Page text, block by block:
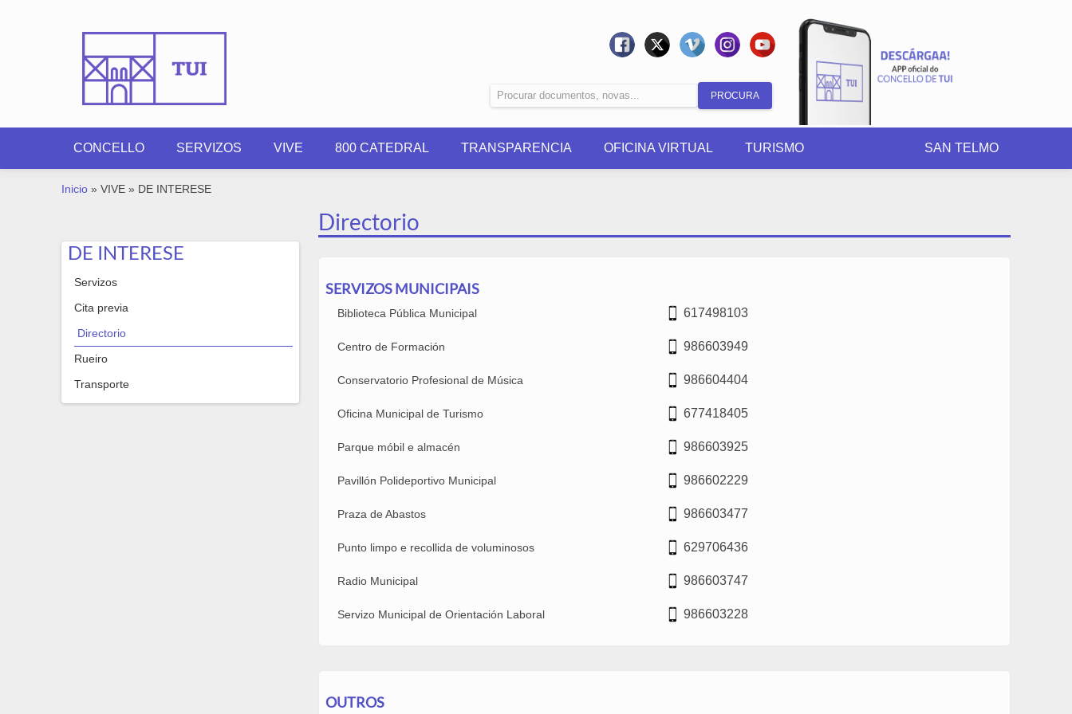
Formulario
de
busca
CONCELLO SERVIZOS VIVE 800 CATEDRAL TRANSPARENCIA OFICINA VIRTUAL TURISMO SAN TELMO
VOSTEDE ESTÁ AQUÍ
Inicio » VIVE » DE INTERESE
DE INTERESE
Servizos
Cita previa
Directorio
Rueiro
Transporte
Directorio
SERVIZOS MUNICIPAIS
Biblioteca Pública Municipal 617498103
Centro de Formación 986603949
Conservatorio Profesional de Música 986604404
Oficina Municipal de Turismo 677418405
Parque móbil e almacén 986603925
Pavillón Polideportivo Municipal 986602229
Praza de Abastos 986603477
Punto limpo e recollida de voluminosos 629706436
Radio Municipal 986603747
Servizo Municipal de Orientación Laboral 986603228
OUTROS